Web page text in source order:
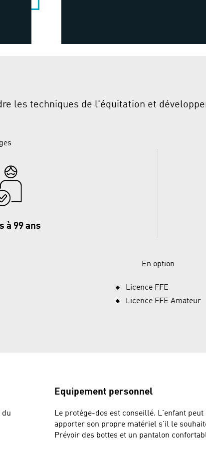
les techniques de l'équitation et
à 99 ans
En option
Licence FFE
Licence FFE Amateur
du
Equipement personnel
Le protége-dos est conseillé. L'enfant peut
apporter son propre matériel s'il le
Prévoir des bottes et un pantalon